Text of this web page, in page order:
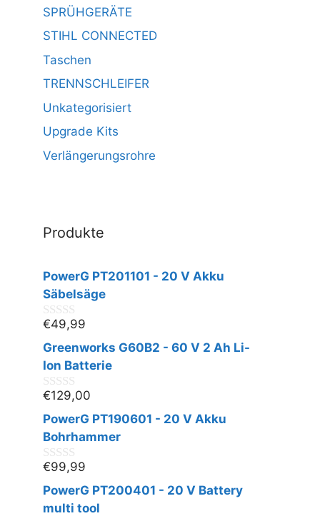
SPRÜHGERÄTE
STIHL CONNECTED
Taschen
TRENNSCHLEIFER
Unkategorisiert
Upgrade Kits
Verlängerungsrohre
Produkte
PowerG PT201101 - 20 V Akku
Säbelsäge
0
v
o
n
€49,99
Greenworks G60B2 - 60 V 2 Ah Li-
Ion Batterie
0
v
o
n
€129,00
PowerG PT190601 - 20 V Akku
Bohrhammer
0
v
o
n
€99,99
PowerG PT200401 - 20 V Battery
multi tool